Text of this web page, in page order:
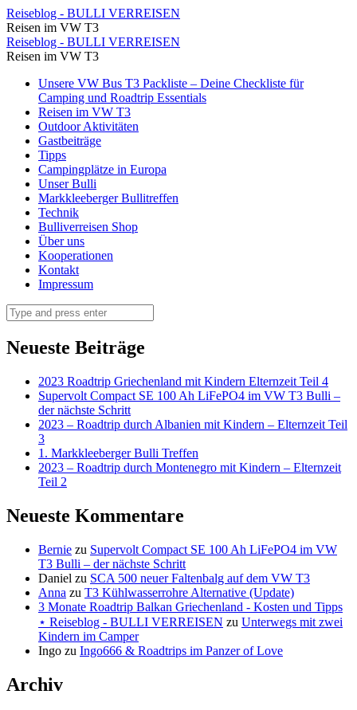
⋆
Reiseblog
-
BULLI
VERREISEN
Reiseblog - BULLI VERREISEN
Reisen im VW T3
⋆
Reiseblog
BULLI
VERREISEN
Reiseblog - BULLI VERREISEN
Reisen im VW T3
Skip
content
Unsere VW Bus T3 Packliste – Deine Checkliste für
Camping und Roadtrip Essentials
Reisen im VW T3
Outdoor Aktivitäten
Gastbeiträge
Tipps
Campingplätze in Europa
Unser Bulli
Markkleeberger Bullitreffen
Technik
Bulliverreisen Shop
Über uns
Kooperationen
Kontakt
Impressum
Search
Neueste Beiträge
2023 Roadtrip Griechenland mit Kindern Elternzeit Teil 4
Supervolt Compact SE 100 Ah LiFePO4 im VW T3 Bulli –
der nächste Schritt
2023 – Roadtrip durch Albanien mit Kindern – Elternzeit Teil
3
1. Markkleeberger Bulli Treffen
2023 – Roadtrip durch Montenegro mit Kindern – Elternzeit
Teil 2
Neueste Kommentare
Bernie zu Supervolt Compact SE 100 Ah LiFePO4 im VW
T3 Bulli – der nächste Schritt
Daniel zu SCA 500 neuer Faltenbalg auf dem VW T3
Anna zu T3 Kühlwasserrohre Alternative (Update)
3 Monate Roadtrip Balkan Griechenland - Kosten und Tipps
⋆ Reiseblog - BULLI VERREISEN zu Unterwegs mit zwei
Kindern im Camper
Ingo zu Ingo666 & Roadtrips im Panzer of Love
Archiv